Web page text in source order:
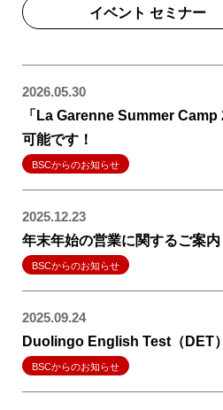
イベント セミナー
2026.05.30
「La Garenne Summer
可能です！
BSCからのお知らせ
2025.12.23
年末年始の営業に関するご案内
BSCからのお知らせ
2025.09.24
Duolingo English Test（DET
BSCからのお知らせ